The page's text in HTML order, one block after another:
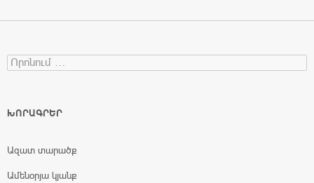
Search for:
ԽՈՐԱԳՐԵՐ
Ազատ տարածք
Ամենօրյա կյանք